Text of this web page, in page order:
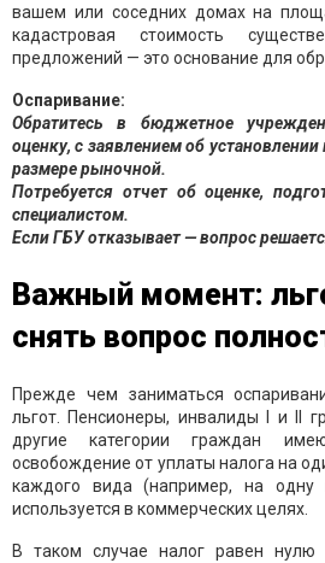
вашем или соседних домах на
кадастровая стоимость
предложений — это основание для
Оспаривание:
Обратитесь в бюджетное
оценку, с заявлением об
размере рыночной.
Потребуется отчет об оценке,
специалистом.
Если ГБУ отказывает — вопрос
Важный момент:
снять вопрос
Прежде чем заниматься
льгот. Пенсионеры, инвалиды I и II
другие категории граждан
освобождение от уплаты налога на
каждого вида (например, на одну
используется в коммерческих целях.
В таком случае налог равен